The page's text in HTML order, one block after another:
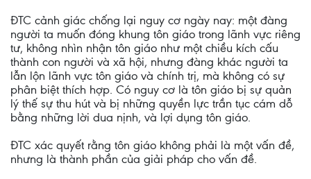
ĐTC cảnh giác chống lại nguy cơ ngày nay: một đàng
người ta muốn đóng khung tôn giáo trong lãnh vực riêng
tư, không nhìn nhận tôn giáo như một chiều kích cấu
thành con người và xã hội, nhưng đàng khác người ta
lẫn lộn lãnh vực tôn giáo và chính trị, mà không có sự
phân biệt thích hợp. Có nguy cơ là tôn giáo bị sự quản
lý thế sự thu hút và bị những quyền lực trần tục cám dỗ
bằng những lời dua nịnh, và lợi dụng tôn giáo.
ĐTC xác quyết rằng tôn giáo không phải là một vấn đề,
nhưng là thành phần của giải pháp cho vấn đề.